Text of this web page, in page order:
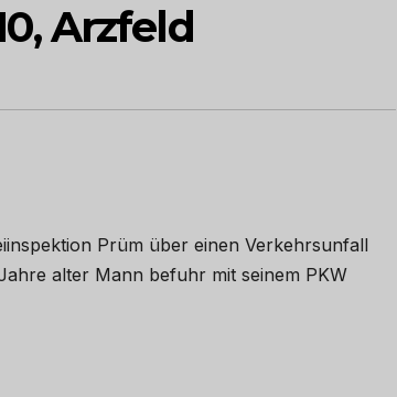
Arzfeld
Prüm über einen Verkehrsunfall
alter Mann befuhr mit seinem PKW